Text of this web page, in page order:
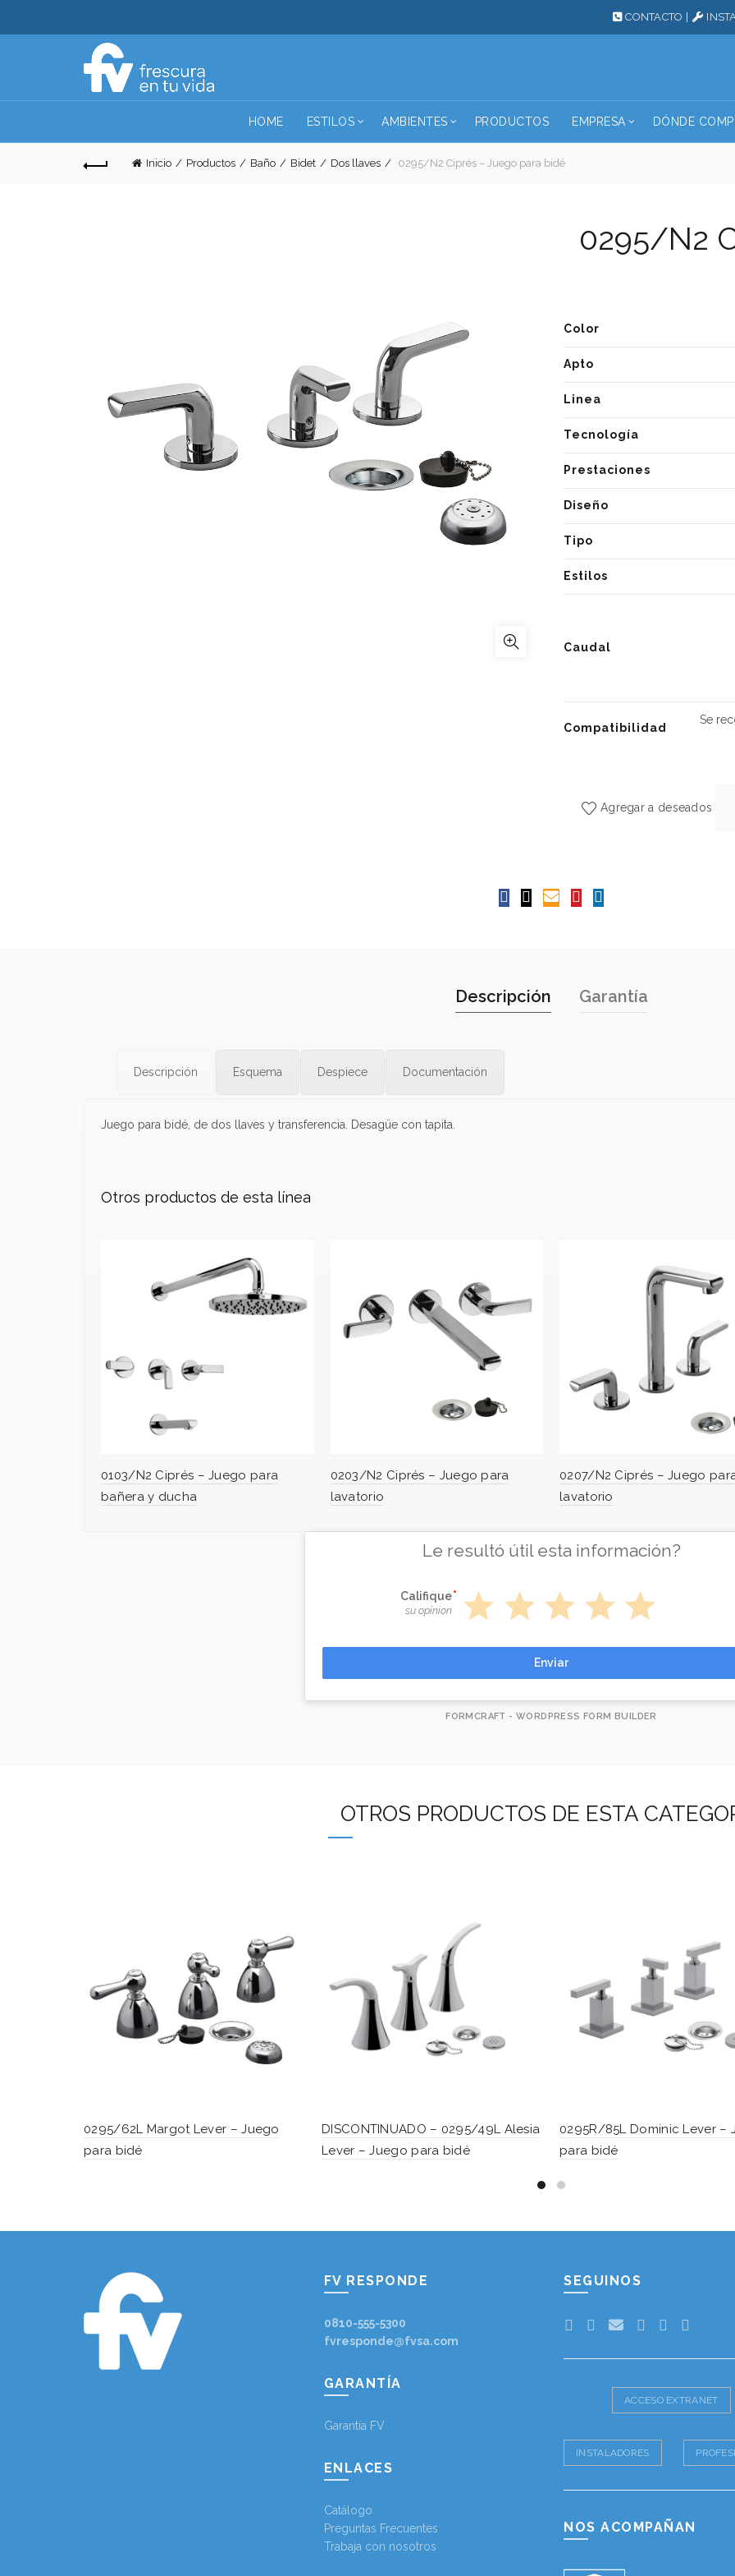
CONTACTO
HOME ESTILOS AMBIENTES PRODUCTOS EMPRESA DÓNDE
Inicio Productos Baño Bidet Dos llaves 0295/N2 Ciprés – Juego para bidé
0295/N2
Color
Apto
Linea
Tecnología
Prestaciones
Diseño
Tipo
Estilos
Caudal
Compatibilidad
Se
Agregar a deseados
Descripción Garantía
Descripción Esquema Despiece Documentación
Juego para bidé, de dos llaves y transferencia. Desagüe con tapita.
Otros productos de esta línea
0103/N2 Ciprés – Juego para
bañera y ducha
0203/N2 Ciprés – Juego para
lavatorio
0207/N2 Ciprés – Juego
lavatorio
Le resultó útil esta información?
Califique
su opinion star star star star star
Enviar
FORMCRAFT - WORDPRESS FORM BUILDER
OTROS PRODUCTOS DE ESTA
0295/62L Margot Lever – Juego
para bidé
DISCONTINUADO – 0295/49L Alesia
Lever – Juego para bidé
0295R/85L Dominic Lever –
para bidé
FV RESPONDE
0810-555-5300
fvresponde@fvsa.com
GARANTÍA
Garantía FV
ENLACES
Catálogo
Preguntas Frecuentes
Trabaja con nosotros
SEGUINOS
ACCESO EXTRANET
INSTALADORES
NOS ACOMPAÑAN